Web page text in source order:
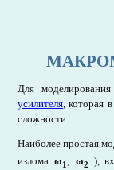
Для
усилителя, которая
сложности.
Наиболее простая
излома ω1 ; ω2
),